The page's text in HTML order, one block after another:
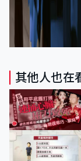
其他人也在